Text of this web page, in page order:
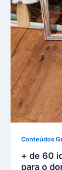
Conteúdos
+ de 60
para o